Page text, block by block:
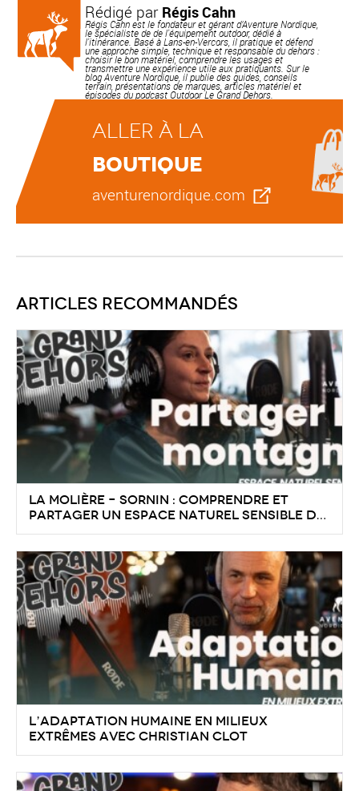
Rédigé par Régis Cahn
Régis Cahn est le fondateur et gérant d’Aventure Nordique,
le spécialiste de de l'équipement outdoor, dédié à
l'itinérance. Basé à Lans-en-Vercors, il pratique et défend
une approche simple, technique et responsable du dehors :
choisir le bon matériel, comprendre les usages et
transmettre une expérience utile aux pratiquants. Sur le
blog Aventure Nordique, il publie des guides, conseils
terrain, présentations de marques, articles matériel et
épisodes du podcast Outdoor Le Grand Dehors.
Aller à la
boutique
aventurenordique.com
Articles recommandés
La Molière – Sornin : comprendre et
partager un Espace Naturel Sensible du
L’adaptation humaine en milieux
extrêmes avec Christian Clot